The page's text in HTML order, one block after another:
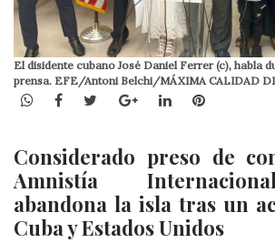
El disidente cubano José Daniel Ferrer (c), habla
prensa. EFE/Antoni Belchi/MÁXIMA CALIDAD
WhatsApp
Facebook
TwitterGoogle+LinkedInPinterest
Considerado preso de
Amnistía
abandona la isla tras un
Cuba y Estados Unidos